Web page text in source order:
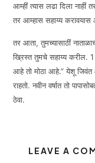
आम्हीं त्यास लढा दिला नाहीं
तर आम्हास सहाय्य
तर आता, तुमच्यासाठीं
ख्रिस्त तुमचे सहाय्य करील. 1
आहे तो मोठा आहे.” येशू जिवंत
राहतो. नवीन वर्षात तो
ठेवा.
LEAVE A